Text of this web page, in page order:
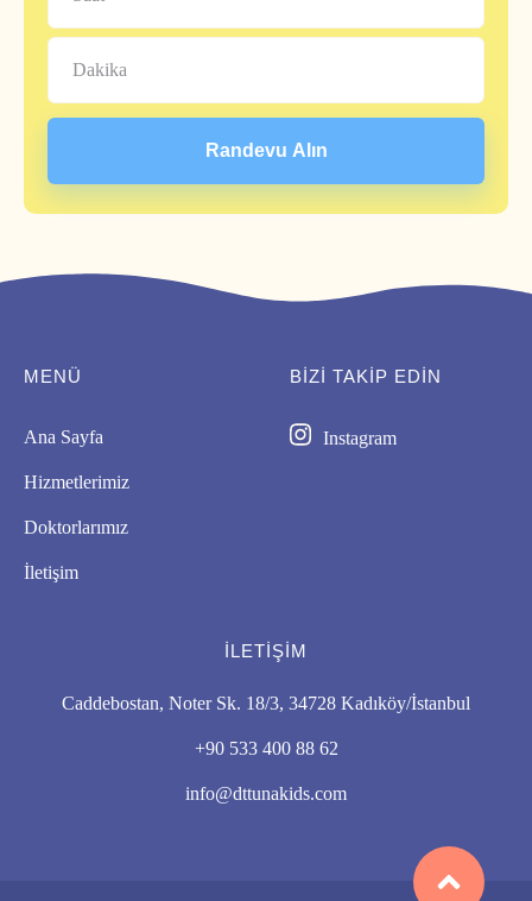
Randevu Alın
MENÜ
Ana Sayfa
Hizmetlerimiz
Doktorlarımız
İletişim
BIZI TAKİP EDİN
Instagram
İLETIŞIM
Caddebostan, Noter Sk. 18/3, 34728 Kadıköy/İstanbul
+90 533 400 88 62
info@dttunakids.com